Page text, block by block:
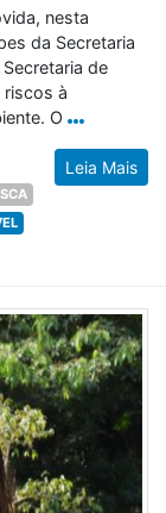
nesta
da Secretaria
de
riscos à
O
Leia Mais